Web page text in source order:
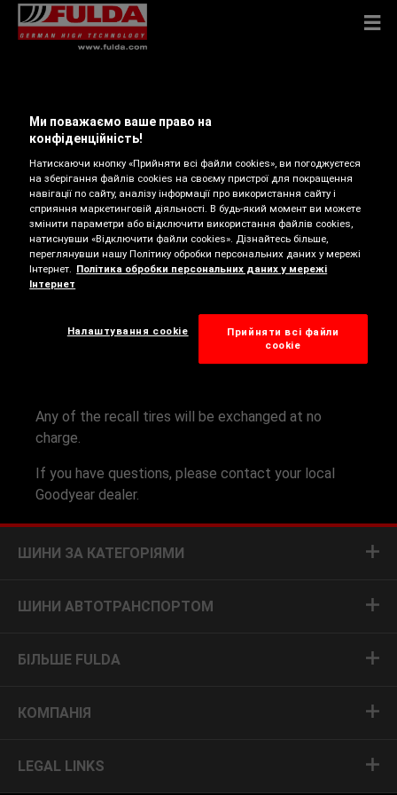
RECALL
Goodyear has initiated a voluntary safety recall for
its
225/50R18 99W XL Fulda Ecocontrol HP2 tires,
with production week 45 of 2024 [Tire
Identification Number (TIN): 1H378 JAFR 4524]
This program is part of the company’s commitment
Any of the recall tires will be exchanged at no
charge.
If you have questions, please contact your local
Goodyear dealer.
ШИНИ ЗА КАТЕГОРІЯМИ
ШИНИ АВТОТРАНСПОРТОМ
БІЛЬШЕ FULDA
КОМПАНІЯ
LEGAL LINKS
Ми поважаємо ваше право на
конфіденційність!
Натискаючи кнопку «Прийняти всі файли cookies», ви погоджуєтеся
на зберігання файлів cookies на своєму пристрої для покращення
навігації по сайту, аналізу інформації про використання сайту і
сприяння маркетинговій діяльності. В будь-який момент ви можете
змінити параметри або відключити використання файлів cookies,
натиснувши «Відключити файли cookies». Дізнайтесь більше,
переглянувши нашу Політику обробки персональних даних у мережі
Інтернет. Політика обробки персональних даних у мережі
Інтернет
Налаштування cookie
Прийняти всі файли
сookie